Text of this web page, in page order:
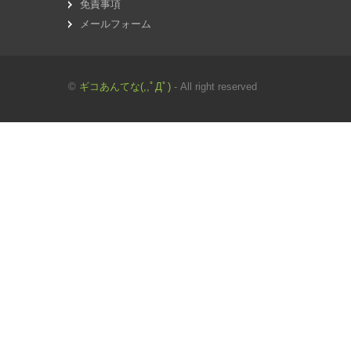
免責事項
メールフォーム
© ギコあんてな(,,ﾟДﾟ) - All right reserved